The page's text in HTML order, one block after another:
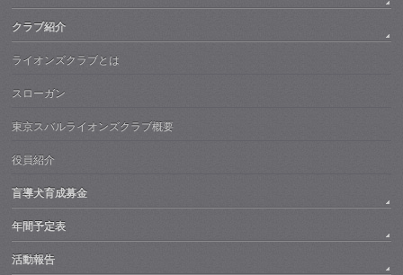
クラブ紹介
ライオンズクラブとは
スローガン
東京スバルライオンズクラブ概要
役員紹介
盲導犬育成募金
年間予定表
活動報告